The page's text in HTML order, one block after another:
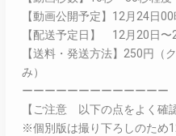
【動画公開予定】12月24日00
【配送予定日】 12月20日〜
【送料・発送方法】250円（
み）
ーーーーーーーーーーーーー
【ご注意 以下の点をよく確
※個別版は撮り下ろしのため